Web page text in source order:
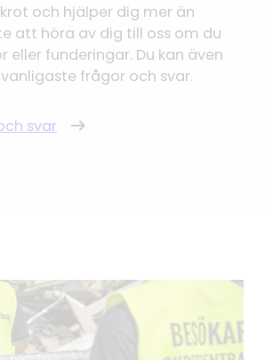
och hjälper dig mer än
att höra av dig till oss om du
eller funderingar. Du kan även
frågor och svar.
svar